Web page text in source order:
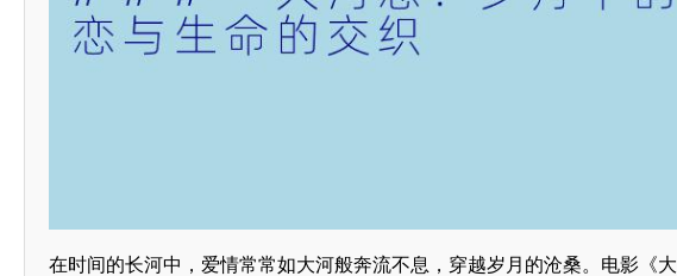
在时间的长河中，爱情常常如大河般奔流不息，穿越岁月的沧桑。电影《大